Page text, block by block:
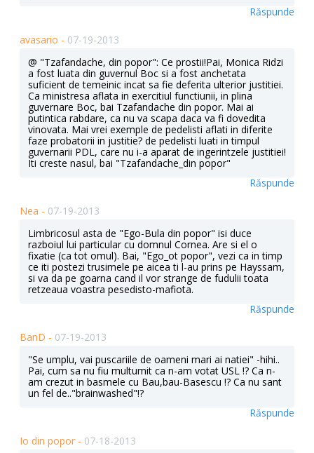
Răspunde
avasario - 07-19-2013
@ "Tzafandache, din popor": Ce prostii!Pai, Monica Ridzi
a fost luata din guvernul Boc si a fost anchetata
suficient de temeinic incat sa fie deferita ulterior justitiei.
Ca ministresa aflata in exercitiul functiunii, in plina
guvernare Boc, bai Tzafandache din popor. Mai ai
putintica rabdare, ca nu va scapa daca va fi dovedita
vinovata. Mai vrei exemple de pedelisti aflati in diferite
faze probatorii in justitie? de pedelisti luati in timpul
guvernarii PDL, care nu i-a aparat de ingerintzele justitiei!
Iti creste nasul, bai "Tzafandache_din popor"
Răspunde
Nea - 07-19-2013
Limbricosul asta de "Ego-Bula din popor" isi duce
razboiul lui particular cu domnul Cornea. Are si el o
fixatie (ca tot omul). Bai, "Ego_ot popor", vezi ca in timp
ce iti postezi trusimele pe aicea ti l-au prins pe Hayssam,
si va da pe goarna cand il vor strange de fudulii toata
retzeaua voastra pesedisto-mafiota.
Răspunde
BanD - 07-19-2013
"Se umplu, vai puscariile de oameni mari ai natiei" -hihi..
Pai, cum sa nu fiu multumit ca n-am votat USL !? Ca n-
am crezut in basmele cu Bau,bau-Basescu !? Ca nu sant
un fel de.."brainwashed"!?
Răspunde
Io din popor - 07-18-2013